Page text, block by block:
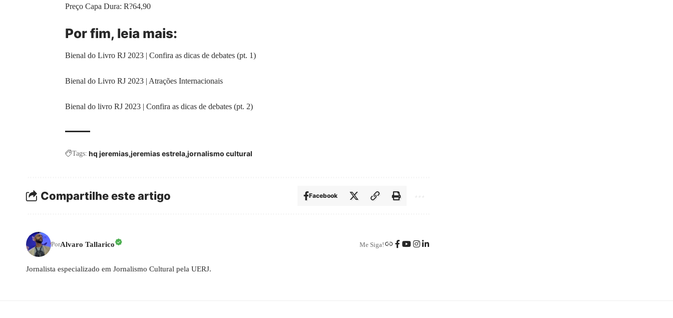
Preço Capa Dura: R?64,90
Por fim, leia mais:
Bienal do Livro RJ 2023 | Confira as dicas de debates (pt. 1)
Bienal do Livro RJ 2023 | Atrações Internacionais
Bienal do livro RJ 2023 | Confira as dicas de debates (pt. 2)
Tags: hq jeremias jeremias estrela jornalismo cultural
Compartilhe este artigo Facebook
PorAlvaro Tallarico Me Siga!
Jornalista especializado em Jornalismo Cultural pela UERJ.